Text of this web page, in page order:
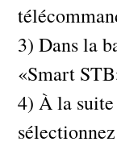
3) Dans la
«Smart
4) À la